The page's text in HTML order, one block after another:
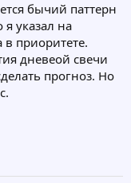
бычий паттерн
я указал на
в приоритете.
дневеой свечи
прогноз. Но